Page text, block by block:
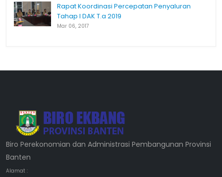
Rapat Koordinasi Percepatan Penyaluran
Tahap I DAK T.a 2019
Mar 06, 2017
Biro Perekonomian dan Administrasi Pembangunan Provinsi
Banten
Alamat :